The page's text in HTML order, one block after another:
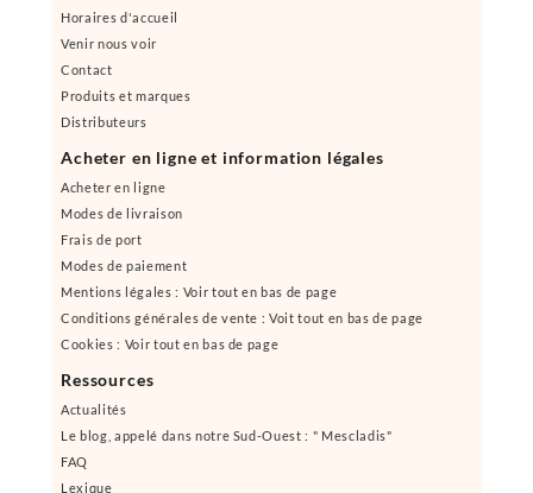
Horaires d'accueil
Venir nous voir
Contact
Produits et marques
Distributeurs
Acheter en ligne et information légales
Acheter en ligne
Modes de livraison
Frais de port
Modes de paiement
Mentions légales : Voir tout en bas de page
Conditions générales de vente : Voit tout en bas de page
Cookies : Voir tout en bas de page
Ressources
Actualités
Le blog, appelé dans notre Sud-Ouest : " Mescladis"
FAQ
Lexique